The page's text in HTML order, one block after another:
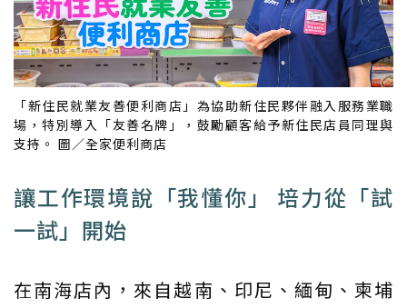
「新住民就業友善便利商店」為協助新住民夥伴融入服務業職
場，特別導入「友善名牌」，鼓勵顧客給予新住民店員同理與
支持。 圖／全家便利商店
讓工作環境說「我懂你」 培力從「試
一試」開始
在南海店內，來自越南、印尼、緬甸、柬埔